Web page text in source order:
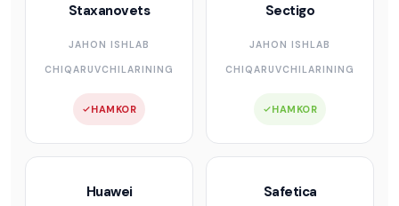
Staxanovets
JAHON ISHLAB
CHIQARUVCHILARINING
HAMKOR
Sectigo
JAHON ISHLAB
CHIQARUVCHILARINING
HAMKOR
Huawei Safetica